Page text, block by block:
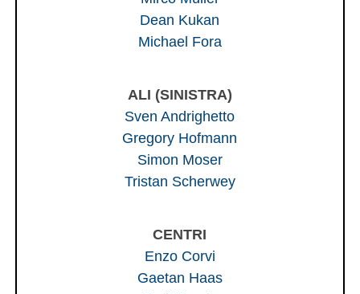
Dean Kukan
Michael Fora
ALI (SINISTRA)
Sven Andrighetto
Gregory Hofmann
Simon Moser
Tristan Scherwey
CENTRI
Enzo Corvi
Gaetan Haas